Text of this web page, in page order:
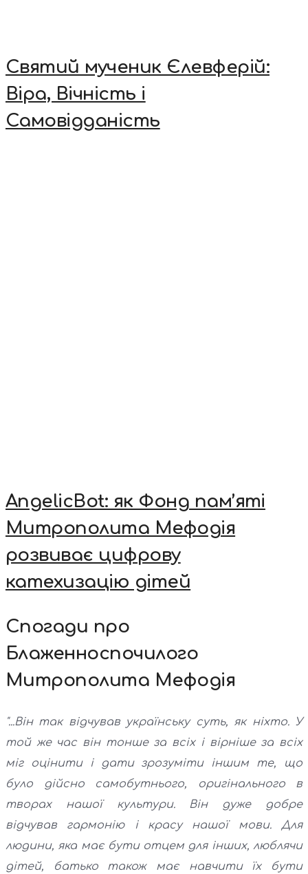
Святий мученик Єлевферій:
Віра, Вічність і
Самовідданість
AngelicBot: як Фонд пам’яті
Митрополита Мефодія
розвиває цифрову
катехизацію дітей
Спогади про
Блаженноспочилого
Митрополита Мефодія
"...Він так відчував українську суть, як ніхто. У
той же час він тонше за всіх і вірніше за всіх
міг оцінити і дати зрозуміти іншим те, що
було дійсно самобутнього, оригінального в
творах нашої культури. Він дуже добре
відчував гармонію і красу нашої мови. Для
людини, яка має бути отцем для інших, люблячи
дітей, батько також має навчити їх бути